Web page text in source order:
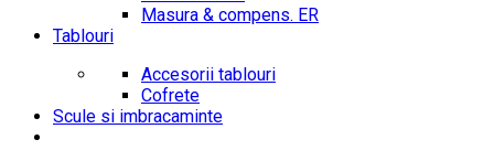
Masura & compens. ER
Tablouri
Accesorii tablouri
Cofrete
Scule si imbracaminte